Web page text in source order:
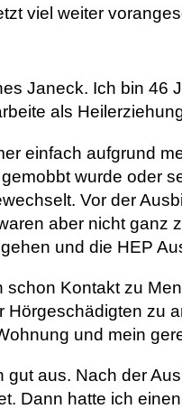
viel weiter
Janeck. Ich bin 46
als
einfach aufgrund
wurde oder
Vor der
aber nicht ganz
und die HEP
schon Kontakt zu
Hörgeschädigten zu
und mein
gut aus. Nach der
Dann hatte ich